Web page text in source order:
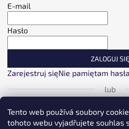
Tento web používá soubory
tohoto webu vyjadřujete souhlas
E-mail
Hasło
ZALOGUJ SIĘ
Zarejestruj sięNie pamiętam hasła
lub
Logowanie za